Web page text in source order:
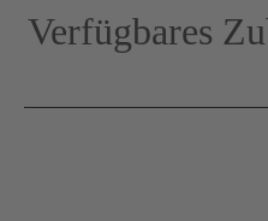
Verfügbares